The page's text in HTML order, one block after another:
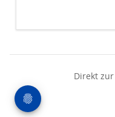
Direkt zur